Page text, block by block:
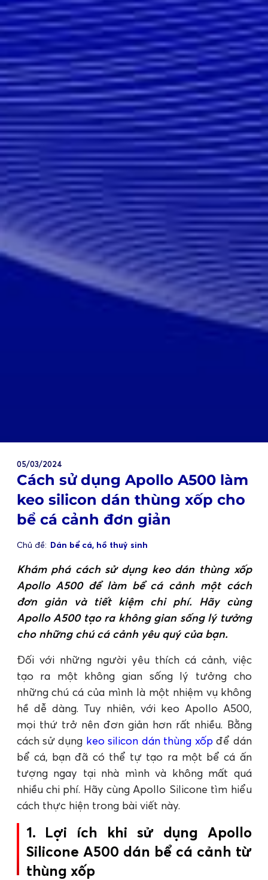
05/03/2024
Cách sử dụng Apollo A500 làm
keo silicon dán thùng xốp cho
bể cá cảnh đơn giản
Chủ đề: Dán bể cá, hồ thuỷ sinh
Khám phá cách sử dụng keo dán thùng xốp
Apollo A500 để làm bể cá cảnh một cách
đơn giản và tiết kiệm chi phí. Hãy cùng
Apollo A500 tạo ra không gian sống lý tưởng
cho những chú cá cảnh yêu quý của bạn.
Đối với những người yêu thích cá cảnh, việc
tạo ra một không gian sống lý tưởng cho
những chú cá của mình là một nhiệm vụ không
hề dễ dàng. Tuy nhiên, với keo Apollo A500,
mọi thứ trở nên đơn giản hơn rất nhiều. Bằng
cách sử dụng keo silicon dán thùng xốpđể dán
bể cá, bạn đã có thể tự tạo ra một bể cá ấn
tượng ngay tại nhà mình và không mất quá
nhiều chi phí. Hãy cùng Apollo Silicone tìm hiểu
cách thực hiện trong bài viết này.
1. Lợi ích khi sử dụng Apollo
Silicone A500 dán bể cá cảnh từ
thùng xốp